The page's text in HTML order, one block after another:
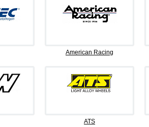
American Racing
ATS